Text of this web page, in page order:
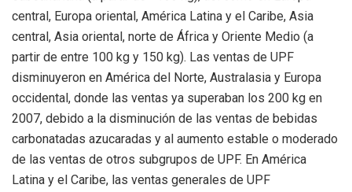
central, Europa oriental, América Latina y el Caribe, Asia
central, Asia oriental, norte de África y Oriente Medio (a
partir de entre 100 kg y 150 kg). Las ventas de UPF
disminuyeron en América del Norte, Australasia y Europa
occidental, donde las ventas ya superaban los 200 kg en
2007, debido a la disminución de las ventas de bebidas
carbonatadas azucaradas y al aumento estable o moderado
de las ventas de otros subgrupos de UPF. En América
Latina y el Caribe, las ventas generales de UPF